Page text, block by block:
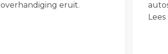
overhandiging eruit.